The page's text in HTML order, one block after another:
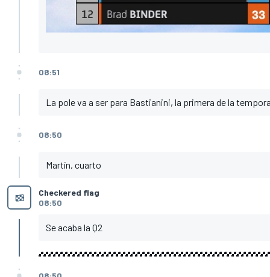
08:51
La pole va a ser para Bastianini, la primera de la
08:50
Martín, cuarto
Checkered flag
08:50
Se acaba la Q2